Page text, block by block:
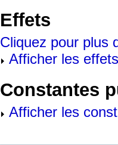
Effets
Cliquez pour plus
Afficher les
Constantes
Afficher les